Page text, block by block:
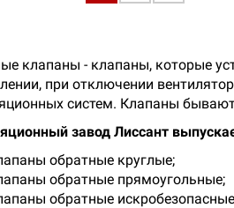
клапаны - клапаны, которые
при отключении
систем. Клапаны
завод Лиссант
обратные круглые;
обратные прямоугольные;
обратные